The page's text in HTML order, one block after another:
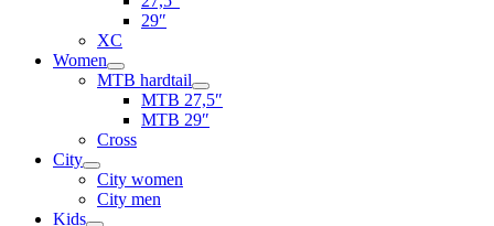
29″
XC
Women
MTB hardtail
MTB 27,5″
MTB 29″
Cross
City
City women
City men
Kids